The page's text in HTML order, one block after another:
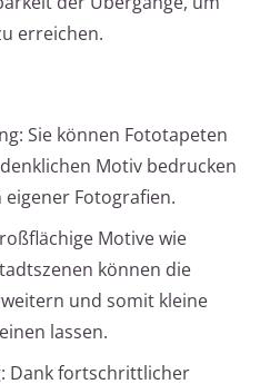
erreichen.
Sie können Fototapeten
Motiv bedrucken
Fotografien.
Motive wie
können die
und somit kleine
lassen.
Dank fortschrittlicher